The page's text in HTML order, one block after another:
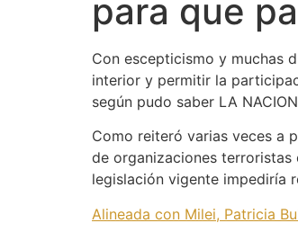
para que
Con escepticismo y muchas
interior y permitir la
según pudo saber LA
Como reiteró varias veces a
de organizaciones terroristas
legislación vigente impediría
Alineada con Milei, Patricia